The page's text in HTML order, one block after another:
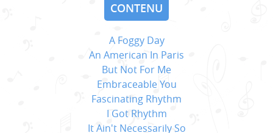
CONTENU
A Foggy Day
An American In Paris
But Not For Me
Embraceable You
Fascinating Rhythm
I Got Rhythm
It Ain't Necessarily So